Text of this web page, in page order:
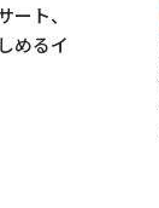
ト、
めるイ